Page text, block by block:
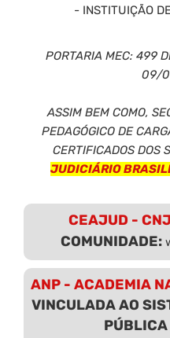
- INSTITUIÇÃO
PORTARIA MEC: 499
09/
ASSIM BEM COMO,
PEDAGÓGICO DE
CERTIFICADOS DOS
JUDICIÁRIO
CEAJUD - CNJ
COMUNIDADE:
ANP - ACADEMIA
VINCULADA AO